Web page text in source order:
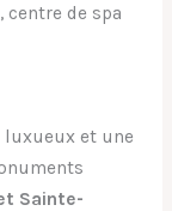
de spa
luxueux et une
Sainte-